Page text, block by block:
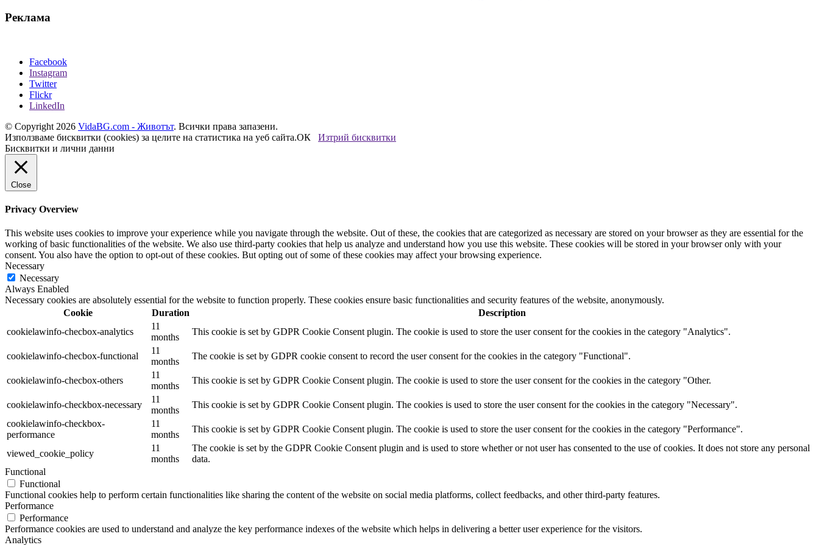
Реклама
Facebook
Instagram
Twitter
Flickr
LinkedIn
© Copyright 2026 VidaBG.com - Животът. Всички права запазени.
Използваме бисквитки (cookies) за целите на статистика на уеб сайта.ОК
Изтрий бисквитки
Бисквитки и лични данни
Close
Privacy Overview
This website uses cookies to improve your experience while you navigate through the website. Out of these, the cookies that are categorized as necessary are stored on your browser as they are essential for the
working of basic functionalities of the website. We also use third-party cookies that help us analyze and understand how you use this website. These cookies will be stored in your browser only with your
consent. You also have the option to opt-out of these cookies. But opting out of some of these cookies may affect your browsing experience.
Necessary
Necessary
Always Enabled
Necessary cookies are absolutely essential for the website to function properly. These cookies ensure basic functionalities and security features of the website, anonymously.
Cookie
Duration
Description
cookielawinfo-checbox-analytics
11
months
This cookie is set by GDPR Cookie Consent plugin. The cookie is used to store the user consent for the cookies in the category "Analytics".
cookielawinfo-checbox-functional
11
months
The cookie is set by GDPR cookie consent to record the user consent for the cookies in the category "Functional".
cookielawinfo-checbox-others
11
months
This cookie is set by GDPR Cookie Consent plugin. The cookie is used to store the user consent for the cookies in the category "Other.
cookielawinfo-checkbox-necessary
11
months
This cookie is set by GDPR Cookie Consent plugin. The cookies is used to store the user consent for the cookies in the category "Necessary".
cookielawinfo-checkbox-
performance
11
months
This cookie is set by GDPR Cookie Consent plugin. The cookie is used to store the user consent for the cookies in the category "Performance".
viewed_cookie_policy
11
months
The cookie is set by the GDPR Cookie Consent plugin and is used to store whether or not user has consented to the use of cookies. It does not store any personal
data.
Functional
Functional
Functional cookies help to perform certain functionalities like sharing the content of the website on social media platforms, collect feedbacks, and other third-party features.
Performance
Performance
Performance cookies are used to understand and analyze the key performance indexes of the website which helps in delivering a better user experience for the visitors.
Analytics